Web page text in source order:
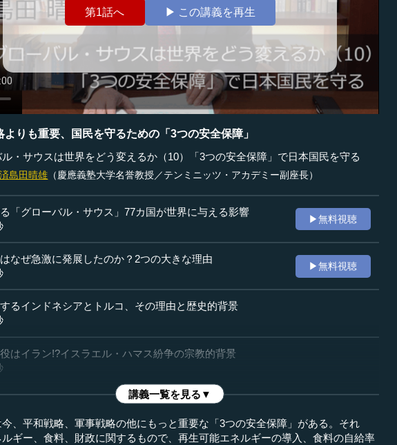
第1話へ
▶ この講義を再生
よりも重要、国民を守るための「3つの安全保障」
・サウスは世界をどう変えるか（10）「3つの安全保障」で日本国民を守る
島田晴雄 （慶應義塾大学名誉教授／テンミニッツ・アカデミー副座長）
「グローバル・サウス」77カ国が世界に与える影響
▶無料視聴
なぜ急激に発展したのか？2つの大きな理由
▶無料視聴
るインドネシアとトルコ、その理由と歴史的背景
はイラン!?イスラエル・ハマス紛争の宗教的背景
講義一覧を見る▼
今、平和戦略、軍事戦略の他にもっと重要な「3つの安全保障」がある。それ
ルギー、食料、財政に関するもので、再生可能エネルギーの導入、食料の自給率